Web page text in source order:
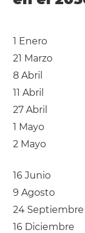
1 Enero
21 Marzo
8 Abril
11 Abril
27 Abril
1 Mayo
2 Mayo
16 Junio
9 Agosto
24 Septiembre
16 Diciembre